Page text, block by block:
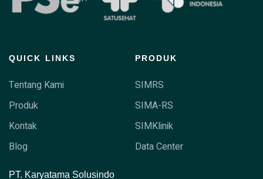
QUICK LINKS
Tentang Kami
Produk
Kontak
Blog
PRODUK
SIMRS
SIMA-RS
SIMKlinik
Data Center
PT. Karyatama Solusindo